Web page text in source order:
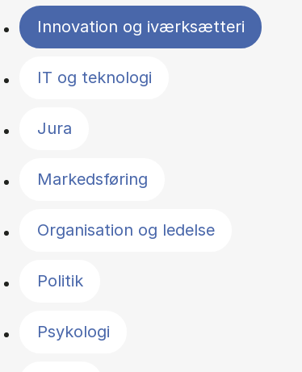
Innovation og iværksætteri
IT og teknologi
Jura
Markedsføring
Organisation og ledelse
Politik
Psykologi